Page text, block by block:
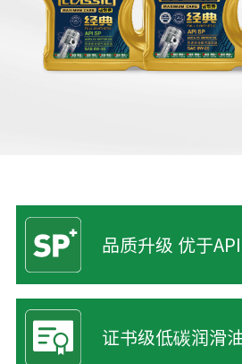
品质升级 优于
证书级低碳润滑